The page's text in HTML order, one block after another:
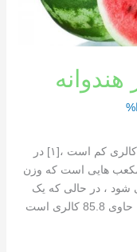
تعداد کالری موجود در هندوانه هندوانه دارای کالری کم است ،[١] در
هایی است که وزن
کالری تهیه می شود ، در حالی که یک
بخش از هندوانه که وزن آن 286 گرم است ، حاوی 85.8 کالری است